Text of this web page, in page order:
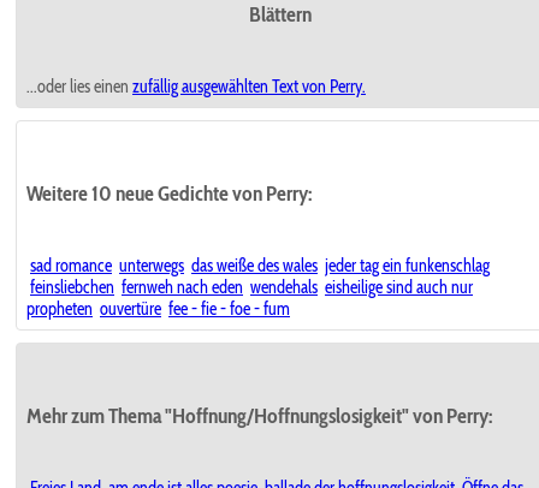
Blättern
...oder lies einen zufällig ausgewählten Text von Perry.
Weitere 10 neue Gedichte von Perry:
sad romance unterwegs das weiße des wales jeder tag ein funkenschlag
feinsliebchen fernweh nach eden wendehals eisheilige sind auch nur
propheten ouvertüre fee - fie - foe - fum
Mehr zum Thema "Hoffnung/Hoffnungslosigkeit" von Perry: